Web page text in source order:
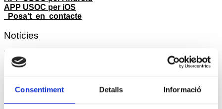
Consentiment Detalls Informació
APP USOC per iOS
Posa't en contacte
Notícies
Notícies
Dl Dt Dc Dj Dv Ds Dg
1